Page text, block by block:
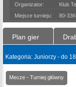
Organizator:
Klub
Miejsce turnieju:
80-
Plan gier
Kategoria: Juniorzy - do
Mecze - Turniej główny